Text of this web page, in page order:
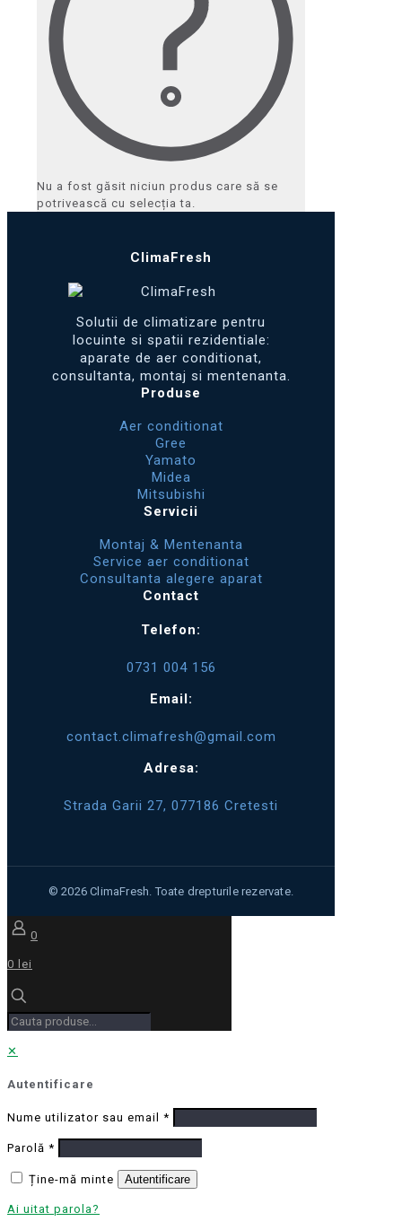
Nu a fost găsit niciun produs care să se
potrivească cu selecția ta.
ClimaFresh
Solutii de climatizare pentru
locuinte si spatii rezidentiale:
aparate de aer conditionat,
consultanta, montaj si mentenanta.
Produse
Aer conditionat
Gree
Yamato
Midea
Mitsubishi
Servicii
Montaj & Mentenanta
Service aer conditionat
Consultanta alegere aparat
Contact
Telefon:
0731 004 156
Email:
contact.climafresh@gmail.com
Adresa:
Strada Garii 27, 077186 Cretesti
0
0 lei
✕
Autentificare
Nume utilizator sau email *
Parolă *
Ține-mă minte Autentificare
Ai uitat parola?